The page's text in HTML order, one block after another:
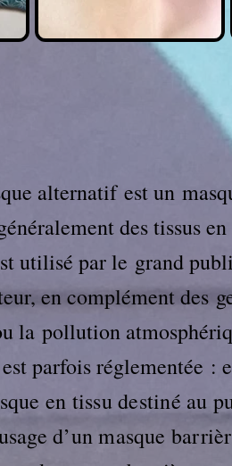
alternatif est un
des tissus en
utilisé par le grand
en complément des
la pollution
parfois réglementée :
en tissu destiné au
d’un masque